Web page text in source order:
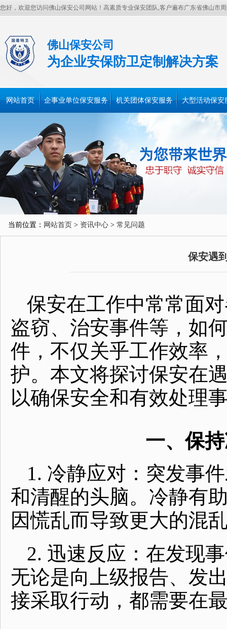
您好，欢迎您访问佛山保安公司网站！高素质专业保安团队,客户遍布广东省佛山市
佛山保安公司
为企业安保防卫定制解决方案
网站首页 企事业单位保安服务 机关团体保安服务 大型活动保安
当前位置： 网站首页 > 资讯中心 > 常见问题
保安遇
保安在工作中常常面
盗窃、治安事件等，如
件，不仅关乎工作效率
护。本文将探讨保安在
以确保安全和有效处理
一、保
1. 冷静应对：突发事
和清醒的头脑。冷静有
因慌乱而导致更大的混
2. 迅速反应：在发现
无论是向上级报告、发
接采取行动，都需要在